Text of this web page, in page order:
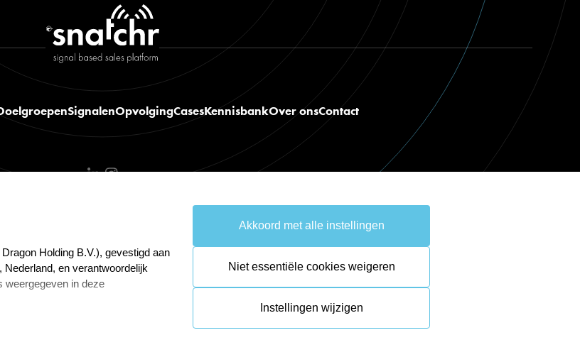
SignalenOpvolgingCasesKennisbankOver onsContact
Cookies resetten
Holding B.V.), gevestigd aan
en verantwoordelijk
weergegeven in deze
van Blue Dragon Online
Akkoord met alle instellingen
Niet essentiële cookies weigeren
Instellingen wijzigen